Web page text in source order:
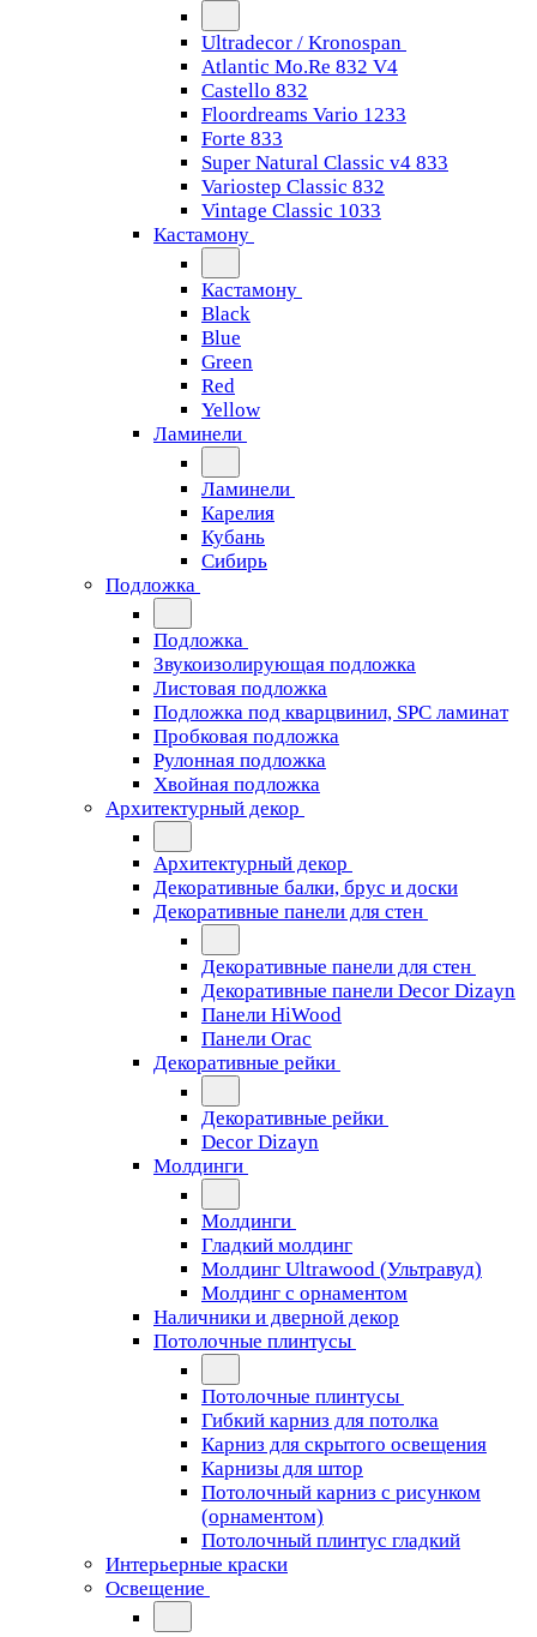
Ultradecor / Kronospan
Atlantic Mo.Re 832 V4
Castello 832
Floordreams Vario 1233
Forte 833
Super Natural Classic v4 833
Variostep Classic 832
Vintage Classic 1033
Кастамону
Кастамону
Black
Blue
Green
Red
Yellow
Ламинели
Ламинели
Карелия
Кубань
Сибирь
Подложка
Подложка
Звукоизолирующая подложка
Листовая подложка
Подложка под кварцвинил, SPC ламинат
Пробковая подложка
Рулонная подложка
Хвойная подложка
Архитектурный декор
Архитектурный декор
Декоративные балки, брус и доски
Декоративные панели для стен
Декоративные панели для стен
Декоративные панели Decor Dizayn
Панели HiWood
Панели Orac
Декоративные рейки
Декоративные рейки
Decor Dizayn
Молдинги
Молдинги
Гладкий молдинг
Молдинг Ultrawood (Ультравуд)
Молдинг с орнаментом
Наличники и дверной декор
Потолочные плинтусы
Потолочные плинтусы
Гибкий карниз для потолка
Карниз для скрытого освещения
Карнизы для штор
Потолочный карниз с рисунком
(орнаментом)
Потолочный плинтус гладкий
Интерьерные краски
Освещение